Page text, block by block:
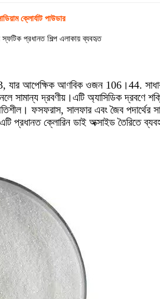
ক্লোর্যাট পাউডার
প্রধানত শিল্প এলাকায় ব্যবহৃত
যার আপেক্ষিক আণবিক ওজন 106।44.
সামান্য দ্রবণীয়।এটি অ্যাসিডিক দ্রবণে
ফসফরাস, সালফার এবং জৈব
প্রধানত ক্লোরিন ডাই অক্সাইড তৈরিতে